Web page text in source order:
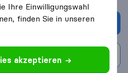
anfordern
schreiben
Ihre Einwilligungswahl
finden Sie in unseren
akzeptieren